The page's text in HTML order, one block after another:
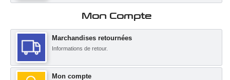
Mon Compte
Marchandises retournées
Informations de retour.
Mon compte